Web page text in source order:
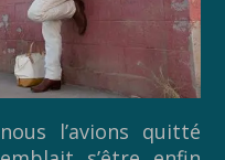
l’avions quitté